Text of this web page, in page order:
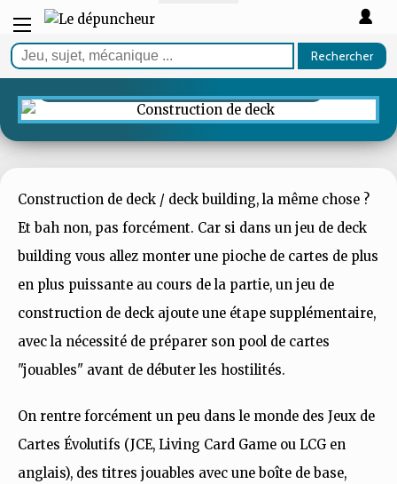
Rechercher
GUIDE
Les meilleurs JCE & jeux de
construction de deck
Construction de deck / deck building, la même chose ?
Et bah non, pas forcément. Car si dans un jeu de deck
building vous allez monter une pioche de cartes de plus
en plus puissante au cours de la partie, un jeu de
construction de deck ajoute une étape supplémentaire,
avec la nécessité de préparer son pool de cartes
"jouables" avant de débuter les hostilités.
On rentre forcément un peu dans le monde des Jeux de
Cartes Évolutifs (JCE, Living Card Game ou LCG en
anglais), des titres jouables avec une boîte de base,